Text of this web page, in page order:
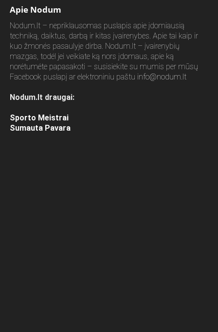
Apie Nodum
Nodum.lt – nepriklausomas puslapis apie įdomiausią
techniką, daiktus, darbą ir kitas įvairenybes. Apie tai kaip ir
kuo žmonės pasaulyje dirba. Nodum.lt – įvairenybių
mazgas, todėl jei veikiate ką nors įdomaus, apie ką
norėtumėte papasakoti – susisiekite su mumis per mūsų
Facebook puslapį ar elektroniniu paštu info@nodum.lt
Nodum.lt draugai:
Sporto Meistrai
Sumauta Pavara